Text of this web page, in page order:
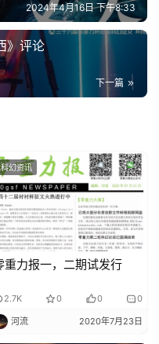
2024年4月16日 下午8:33
》评论
下一篇
科幻资讯
重力报一，二期试发行
2.7K 0 0 0
河流 2020年7月23日